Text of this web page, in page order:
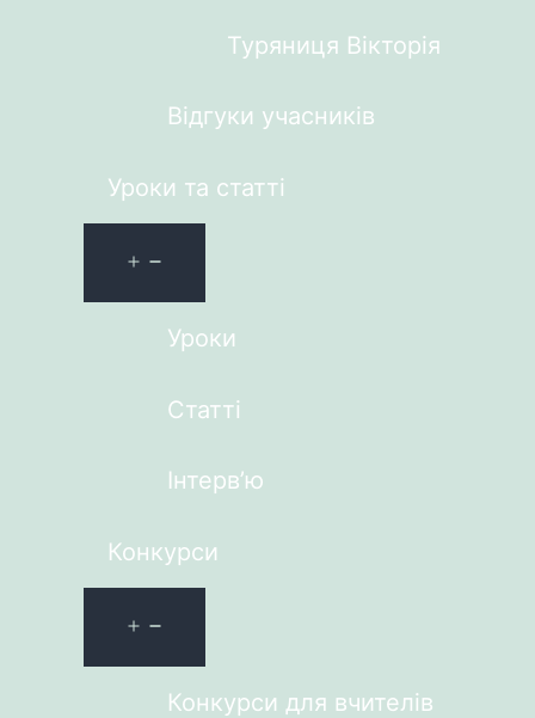
Туряниця Вікторія
Відгуки учасників
Уроки та статті
Уроки
Статті
Інтерв’ю
Конкурси
Конкурси для вчителів